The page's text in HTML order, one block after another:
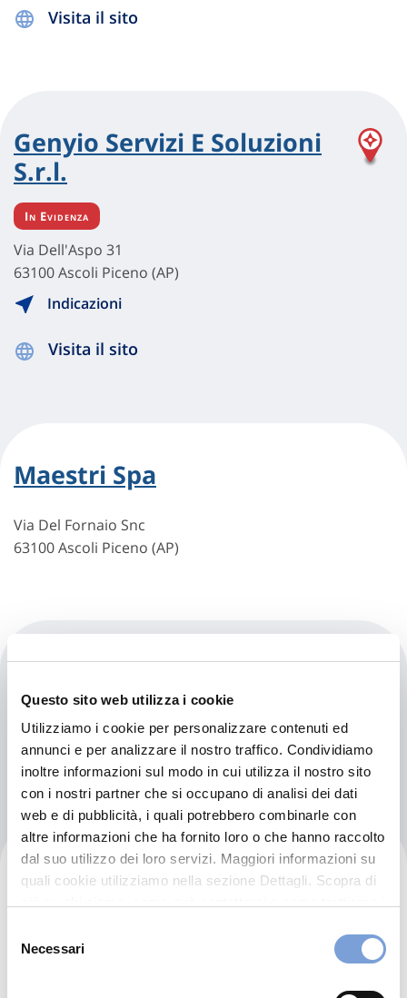
Questo sito web utilizza i cookie
Utilizziamo i cookie per personalizzare contenuti ed
annunci e per analizzare il nostro traffico. Condividiamo
inoltre informazioni sul modo in cui utilizza il nostro sito
con i nostri partner che si occupano di analisi dei dati
web e di pubblicità, i quali potrebbero combinarle con
altre informazioni che ha fornito loro o che hanno raccolto
dal suo utilizzo dei loro servizi. Maggiori informazioni su
quali cookie utilizziamo nella sezione Dettagli. Scopra di
può trovare nel footer del sito nella sezione "Informativa
delNecessari
Visita il sito
Genyio Servizi E Soluzioni
S.r.l.
In Evidenza
Via Dell'Aspo 31
63100 Ascoli Piceno (AP)
Indicazioni
Visita il sito
Maestri Spa
Via Del Fornaio Snc
63100 Ascoli Piceno (AP)
Maestri Spa
Via Salaria Superiore Snc
63100 Ascoli Piceno (AP)
Maestri Spa
63100 Ascoli Piceno (AP)